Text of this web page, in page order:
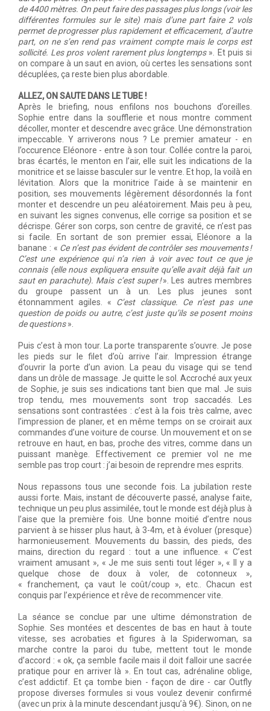
de 4400 mètres. On peut faire des passages plus longs (voir les
différentes formules sur le site) mais d’une part faire 2 vols
permet de progresser plus rapidement et efficacement, d’autre
part, on ne s’en rend pas vraiment compte mais le corps est
sollicité. Les pros volent rarement plus longtemps». Et puis si
on compare à un saut en avion, où certes les sensations sont
décuplées, ça reste bien plus abordable.
ALLEZ, ON SAUTE DANS LE TUBE !
Après le briefing, nous enfilons nos bouchons d’oreilles.
Sophie entre dans la soufflerie et nous montre comment
décoller, monter et descendre avec grâce. Une démonstration
impeccable. Y arriverons nous ? Le premier amateur - en
l’occurence Eléonore - entre à son tour. Collée contre la paroi,
bras écartés, le menton en l’air, elle suit les indications de la
monitrice et se laisse basculer sur le ventre. Et hop, la voilà en
lévitation. Alors que la monitrice l’aide à se maintenir en
position, ses mouvements légèrement désordonnés la font
monter et descendre un peu aléatoirement. Mais peu à peu,
en suivant les signes convenus, elle corrige sa position et se
décrispe. Gérer son corps, son centre de gravité, ce n’est pas
si facile. En sortant de son premier essai, Eléonore a la
banane : « Ce n’est pas évident de contrôler ses mouvements !
C’est une expérience qui n’a rien à voir avec tout ce que je
connais (elle nous expliquera ensuite qu’elle avait déjà fait un
saut en parachute). Mais c’est super !». Les autres membres
du groupe passent un à un. Les plus jeunes sont
étonnamment agiles. « C’est classique. Ce n’est pas une
question de poids ou autre, c’est juste qu’ils se posent moins
de questions».
Puis c’est à mon tour. La porte transparente s’ouvre. Je pose
les pieds sur le filet d’où arrive l’air. Impression étrange
d’ouvrir la porte d’un avion. La peau du visage qui se tend
dans un drôle de massage. Je quitte le sol. Accroché aux yeux
de Sophie, je suis ses indications tant bien que mal. Je suis
trop tendu, mes mouvements sont trop saccadés. Les
sensations sont contrastées : c’est à la fois très calme, avec
l’impression de planer, et en même temps on se croirait aux
commandes d’une voiture de course. Un mouvement et on se
retrouve en haut, en bas, proche des vitres, comme dans un
puissant manège. Effectivement ce premier vol ne me
semble pas trop court : j’ai besoin de reprendre mes esprits.
Nous repassons tous une seconde fois. La jubilation reste
aussi forte. Mais, instant de découverte passé, analyse faite,
technique un peu plus assimilée, tout le monde est déjà plus à
l’aise que la première fois. Une bonne moitié d’entre nous
parvient à se hisser plus haut, à 3-4m, et à évoluer (presque)
harmonieusement. Mouvements du bassin, des pieds, des
mains, direction du regard : tout a une influence. « C’est
vraiment amusant », « Je me suis senti tout léger », « Il y a
quelque chose de doux à voler, de cotonneux »,
« franchement, ça vaut le coût/coup », etc.. Chacun est
conquis par l’expérience et rêve de recommencer vite.
La séance se conclue par une ultime démonstration de
Sophie. Ses montées et descentes de bas en haut à toute
vitesse, ses acrobaties et figures à la Spiderwoman, sa
marche contre la paroi du tube, mettent tout le monde
d’accord : « ok, ça semble facile mais il doit falloir une sacrée
pratique pour en arriver là ». En tout cas, adrénaline oblige,
c’est addictif. Et ça tombe bien - façon de dire - car Outfly
propose diverses formules si vous voulez devenir confirmé
(avec un prix à la minute descendant jusqu’à 9€). Sinon, on ne